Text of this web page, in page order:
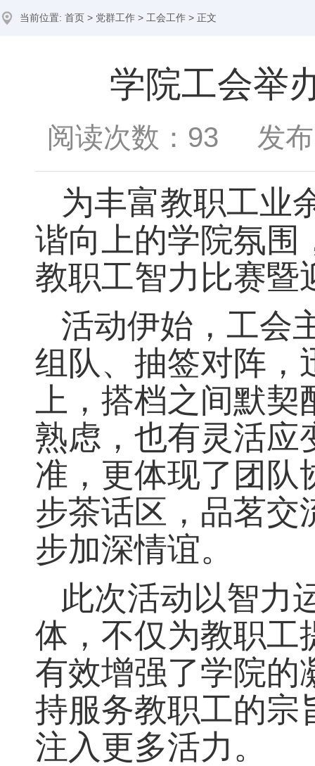
当前位置: 首页 > 党群工作 > 工会工作 > 正文
学院工会举
阅读次数： 93 发布
为丰富教职工业
谐向上的学院氛围
教职工智力比赛暨
活动伊始，工会
组队、抽签对阵，
上，搭档之间默
熟虑，也有灵活应
准，更体现了团队
步茶话区，品茗交
步加深情谊。
此次活动以智力
体，不仅为教职工
有效增强了学院的
持服务教职工的宗
注入更多活力。